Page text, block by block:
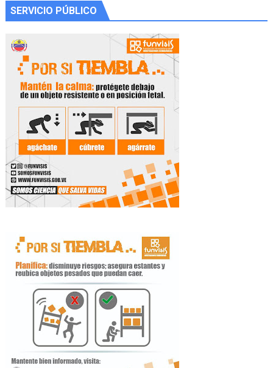
SERVICIO PÚBLICO